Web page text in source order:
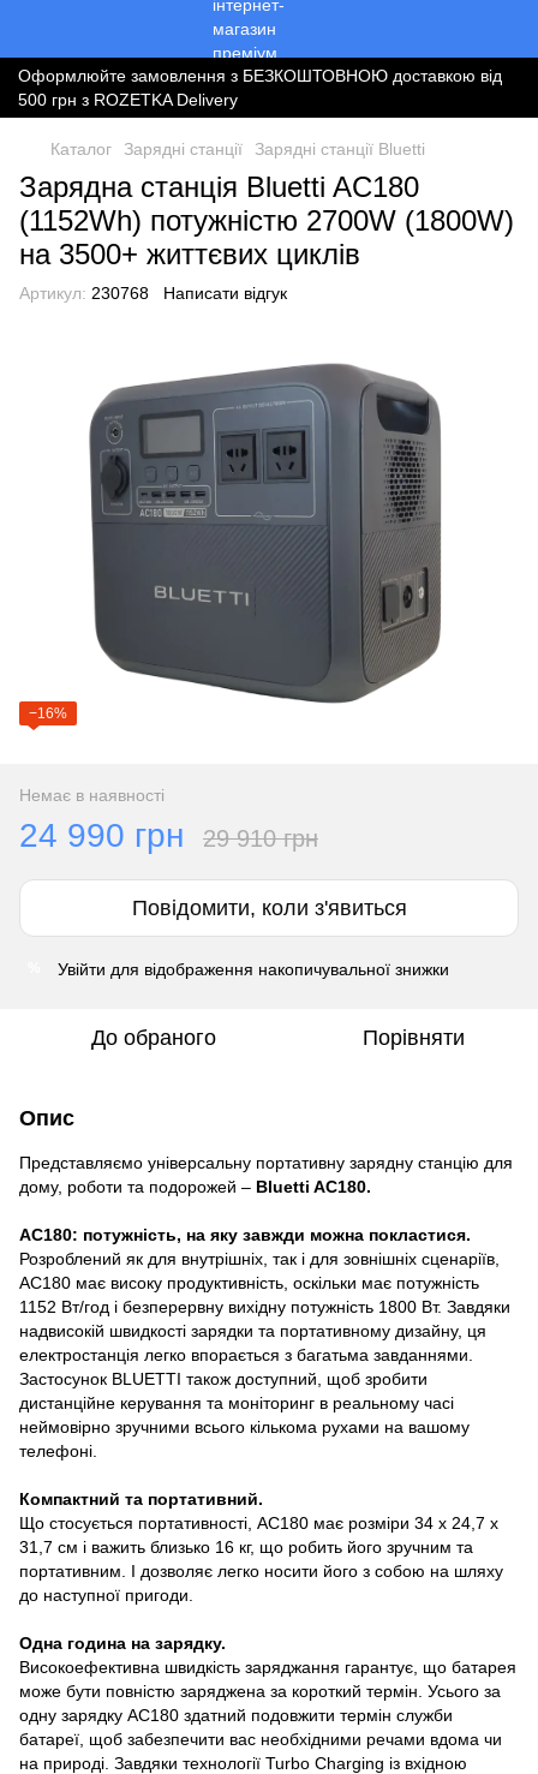
Оформлюйте замовлення з БЕЗКОШТОВНОЮ доставкою від
500 грн з ROZETKA Delivery
Каталог Зарядні станції Зарядні станції Bluetti
Зарядна станція Bluetti AC180
(1152Wh) потужністю 2700W (1800W)
на 3500+ життєвих циклів
Артикул: 230768 Написати відгук
−16%
Немає в наявності
24 990 грн 29 910 грн
Повідомити, коли з'явиться
Увійти для відображення накопичувальної знижки
До обраного Порівняти
Опис
Представляємо універсальну портативну зарядну станцію для
дому, роботи та подорожей – Bluetti AC180.
AC180: потужність, на яку завжди можна покластися.
Розроблений як для внутрішніх, так і для зовнішніх сценаріїв,
AC180 має високу продуктивність, оскільки має потужність
1152 Вт/год і безперервну вихідну потужність 1800 Вт. Завдяки
надвисокій швидкості зарядки та портативному дизайну, ця
електростанція легко впорається з багатьма завданнями.
Застосунок BLUETTI також доступний, щоб зробити
дистанційне керування та моніторинг в реальному часі
неймовірно зручними всього кількома рухами на вашому
телефоні.
Компактний та портативний.
Що стосується портативності, AC180 має розміри 34 x 24,7 x
31,7 см і важить близько 16 кг, що робить його зручним та
портативним. І дозволяє легко носити його з собою на шляху
до наступної пригоди.
Одна година на зарядку.
Високоефективна швидкість заряджання гарантує, що батарея
може бути повністю заряджена за короткий термін. Усього за
одну зарядку AC180 здатний подовжити термін служби
батареї, щоб забезпечити вас необхідними речами вдома чи
на природі. Завдяки технології Turbo Charging із вхідною